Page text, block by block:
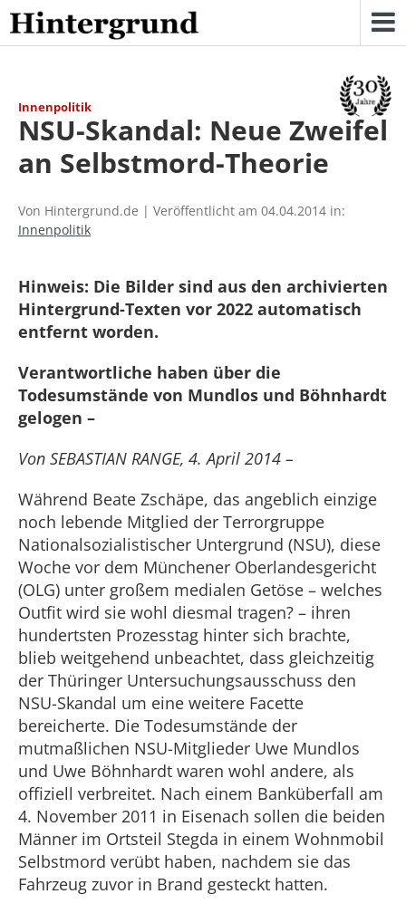
Skip
to
content
Innenpolitik
NSU-Skandal: Neue Zweifel
an Selbstmord-Theorie
Von Hintergrund.de | Veröffentlicht am 04.04.2014 in:
Innenpolitik
Hinweis: Die Bilder sind aus den archivierten
Hintergrund-Texten vor 2022 automatisch
entfernt worden.
Verantwortliche haben über die
Todesumstände von Mundlos und Böhnhardt
gelogen –
Von SEBASTIAN RANGE, 4. April 2014 –
Während Beate Zschäpe, das angeblich einzige
noch lebende Mitglied der Terrorgruppe
Nationalsozialistischer Untergrund (NSU), diese
Woche vor dem Münchener Oberlandesgericht
(OLG) unter großem medialen Getöse – welches
Outfit wird sie wohl diesmal tragen? – ihren
hundertsten Prozesstag hinter sich brachte,
blieb weitgehend unbeachtet, dass gleichzeitig
der Thüringer Untersuchungsausschuss den
NSU-Skandal um eine weitere Facette
bereicherte. Die Todesumstände der
mutmaßlichen NSU-Mitglieder Uwe Mundlos
und Uwe Böhnhardt waren wohl andere, als
offiziell verbreitet. Nach einem Banküberfall am
4. November 2011 in Eisenach sollen die beiden
Männer im Ortsteil Stegda in einem Wohnmobil
Selbstmord verübt haben, nachdem sie das
Fahrzeug zuvor in Brand gesteckt hatten.